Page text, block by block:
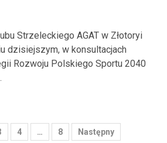
Strzeleckiego AGAT w Złotoryi
dzisiejszym, w konsultacjach
Rozwoju Polskiego Sportu 2040
4 … 8 Następny